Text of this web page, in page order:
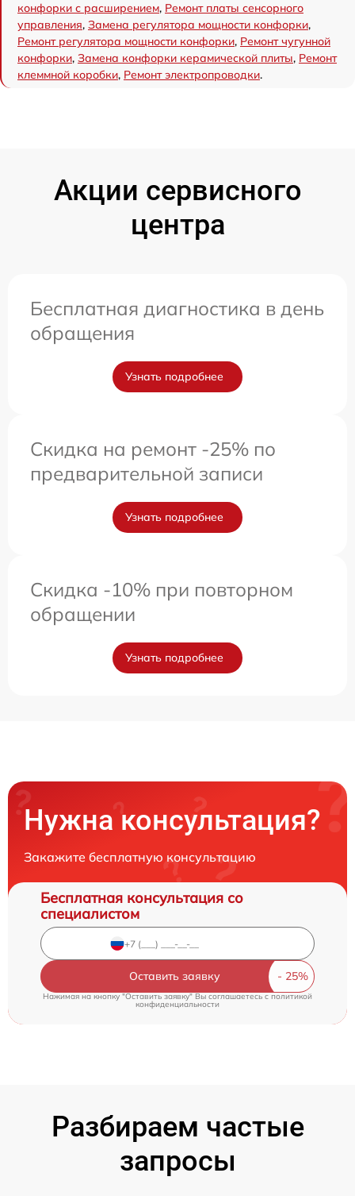
конфорки с расширением, Ремонт платы сенсорного
управления, Замена регулятора мощности конфорки,
Ремонт регулятора мощности конфорки, Ремонт чугунной
конфорки, Замена конфорки керамической плиты, Ремонт
клеммной коробки, Ремонт электропроводки.
Акции сервисного
центра
Бесплатная диагностика в день
обращения
Узнать подробнее
Скидка на ремонт -25% по
предварительной записи
Узнать подробнее
Скидка -10% при повторном
обращении
Узнать подробнее
Нужна консультация?
Закажите бесплатную консультацию
Бесплатная консультация со
специалистом
Оставить заявку
Нажимая на кнопку "Оставить заявку" Вы соглашаетесь cполитикой
конфиденциальности
Разбираем частые
запросы